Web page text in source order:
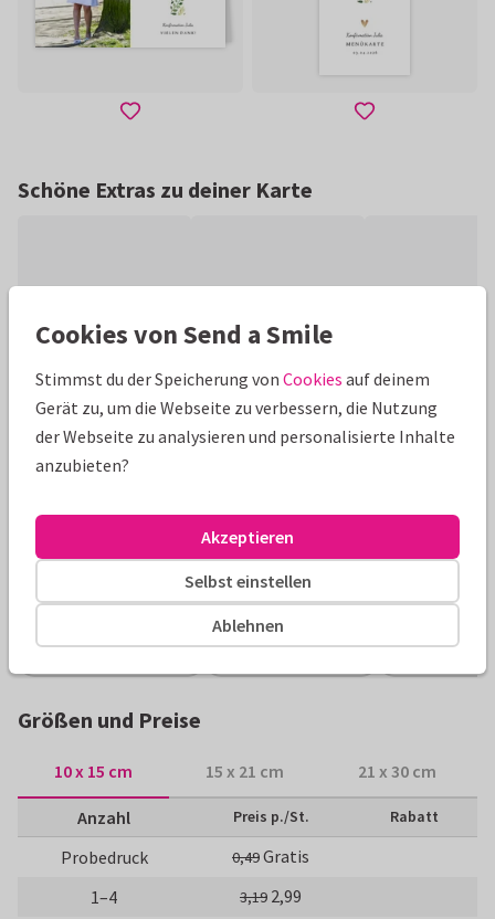
Schöne Extras zu deiner Karte
Produktinformation
Klassisch-moderne Einladung zur Konfirmation mit
eigenem Foto und stilvollem Kreuz aus Zweigen.
Alle Karten können nach Wunsch angepasst werden.
Größen und Preise
10 x 15 cm 15 x 21 cm 21 x 30 cm
Anzahl Preis p./St. Rabatt
Probedruck 0,49Gratis
1–4
3,19 2,99
Cookies von Send a Smile
Stimmst du der Speicherung von Cookies auf deinem
Gerät zu, um die Webseite zu verbessern, die Nutzung
der Webseite zu analysieren und personalisierte Inhalte
anzubieten?
Ablehnen
Selbst einstellen
Akzeptieren